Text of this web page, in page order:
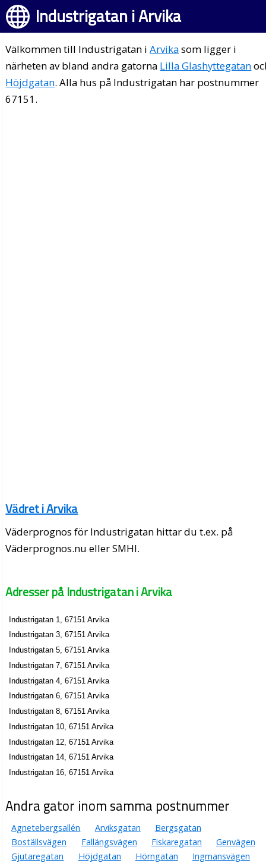
Industrigatan i Arvika
Välkommen till Industrigatan iArvikasom ligger i
närheten av bland andra gatorna Lilla Glashyttegatan
Höjdgatan. Alla hus på Industrigatan har postnummer
67151.
Vädret i Arvika
Väderprognos för Industrigatan hittar du t.ex. på
Väderprognos.nu eller SMHI.
Adresser på Industrigatan i Arvika
Industrigatan 1, 67151 Arvika
Industrigatan 3, 67151 Arvika
Industrigatan 5, 67151 Arvika
Industrigatan 7, 67151 Arvika
Industrigatan 4, 67151 Arvika
Industrigatan 6, 67151 Arvika
Industrigatan 8, 67151 Arvika
Industrigatan 10, 67151 Arvika
Industrigatan 12, 67151 Arvika
Industrigatan 14, 67151 Arvika
Industrigatan 16, 67151 Arvika
Andra gator inom samma postnummer
Agnetebergsallén Arviksgatan
Bergsgatan
Boställsvägen
Fallängsvägen Fiskaregatan
Genvägen
Gjutaregatan
Höjdgatan Hörngatan
Ingmansvägen